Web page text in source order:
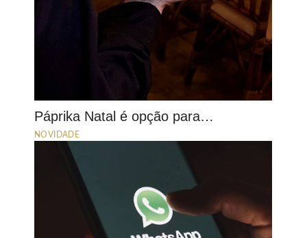
Páprika Natal é opção para…
NOVIDADE